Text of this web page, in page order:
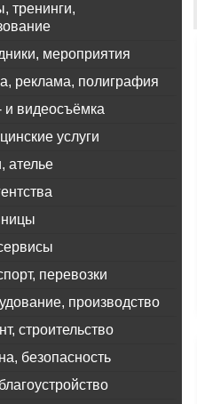
тренинги,
мероприятия
реклама, полиграфия
и видеосъёмка
услуги
ателье
перевозки
производство
строительство
безопасность